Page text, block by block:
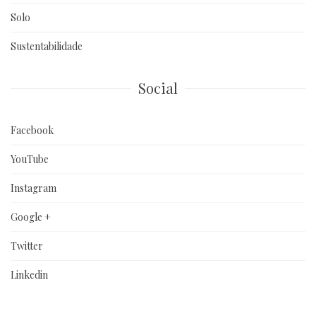
Solo
Sustentabilidade
Social
Facebook
YouTube
Instagram
Google +
Twitter
Linkedin